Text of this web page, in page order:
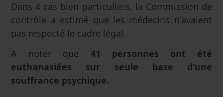
Dans 4 cas bien particuliers, la Commission de
contrôle a estimé que les médecins n'avaient
pas respecté le cadre légal.
A noter que 41 personnes ont été
euthanasiées sur seule base d'une
souffrance psychique.